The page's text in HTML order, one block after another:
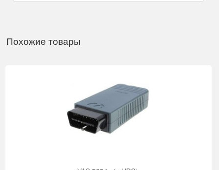
Похожие товары